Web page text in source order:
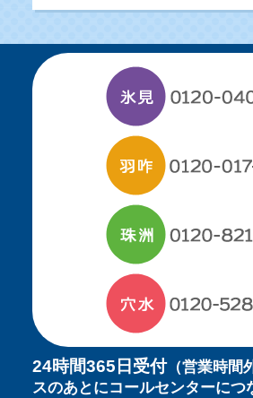
24時間365日受付（営業時間
スのあとにコールセンターにつ